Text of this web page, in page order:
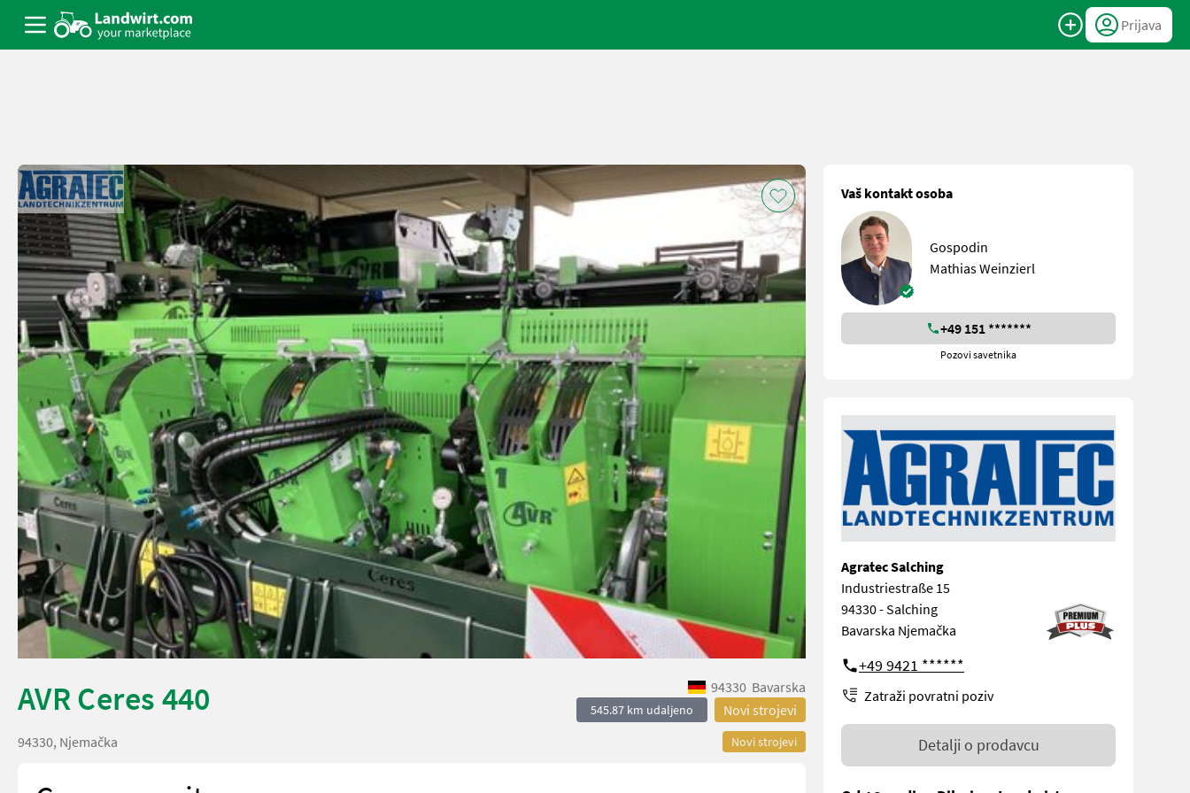
Prijava
AVR Ceres 440 94330 Bavarska
545.87 km udaljeno Novi strojevi
Novi strojevi
94330, Njemačka
Vaš kontakt osoba
Gospodin
Mathias Weinzierl
+49 151 *******
Pozovi savetnika
Agratec Salching
Industriestraße 15
94330 - Salching
Bavarska Njemačka
+49 9421 ******
Zatraži povratni poziv
Detalji o prodavcu